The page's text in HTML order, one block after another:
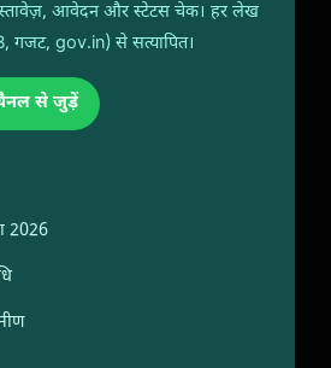
आवेदन और स्टेटस चेक। हर लेख
गजट, gov.in) से सत्यापित।
से जुड़ें
2026